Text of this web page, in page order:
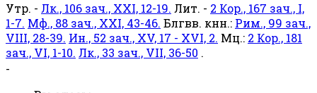
Утр. - Лк., 106 зач., XXI, 12-19. Лит. - 2 Кор., 167 зач., I,
1-7. Мф., 88 зач., XXI, 43-46. Блгвв. кнн.: Рим., 99 зач.,
VIII, 28-39. Ин., 52 зач., XV, 17 - XVI, 2. Мц.: 2 Кор., 181
зач., VI, 1-10. Лк., 33 зач., VII, 36-50 .
-